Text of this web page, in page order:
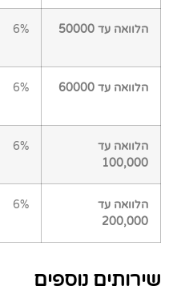
הלוואה עד 50000 6%
הלוואה עד 60000 6%
הלוואה עד
100,000
6%
הלוואה עד
200,000
6%
שירותים נוספים